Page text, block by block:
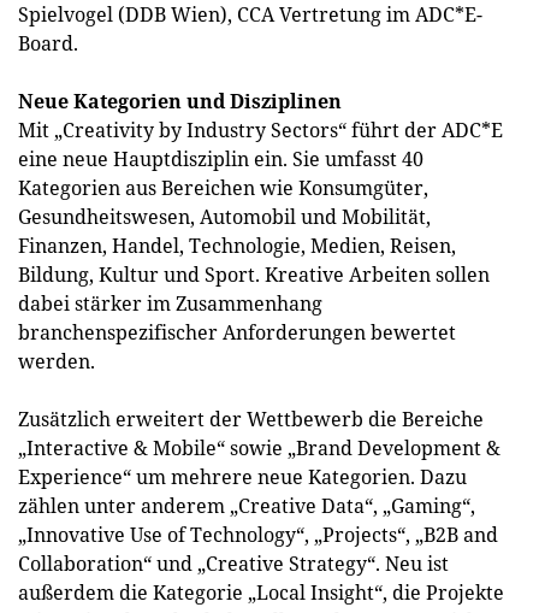
Spielvogel (DDB Wien), CCA Vertretung im ADC*E-
Board.
Neue Kategorien und Disziplinen
Mit „Creativity by Industry Sectors“ führt der ADC*E
eine neue Hauptdisziplin ein. Sie umfasst 40
Kategorien aus Bereichen wie Konsumgüter,
Gesundheitswesen, Automobil und Mobilität,
Finanzen, Handel, Technologie, Medien, Reisen,
Bildung, Kultur und Sport. Kreative Arbeiten sollen
dabei stärker im Zusammenhang
branchenspezifischer Anforderungen bewertet
werden.
Zusätzlich erweitert der Wettbewerb die Bereiche
„Interactive & Mobile“ sowie „Brand Development &
Experience“ um mehrere neue Kategorien. Dazu
zählen unter anderem „Creative Data“, „Gaming“,
„Innovative Use of Technology“, „Projects“, „B2B and
Collaboration“ und „Creative Strategy“. Neu ist
außerdem die Kategorie „Local Insight“, die Projekte